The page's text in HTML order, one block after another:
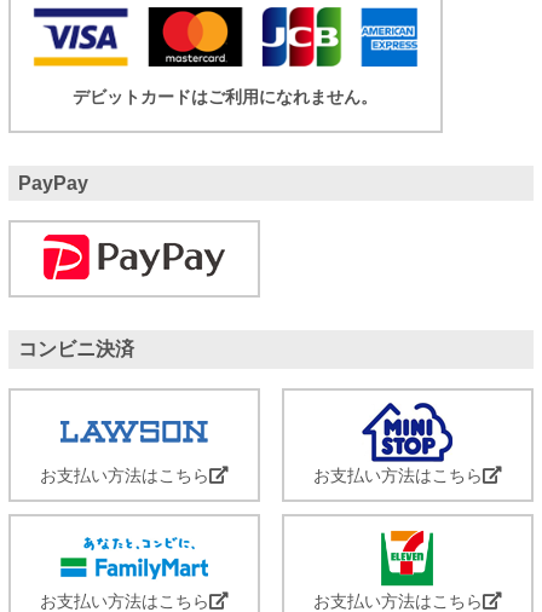
デビットカードはご利用になれません。
PayPay
コンビニ決済
お支払い方法はこちら お支払い方法はこちら
お支払い方法はこちら お支払い方法はこちら